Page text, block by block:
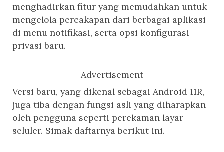
menghadirkan fitur yang memudahkan untuk
mengelola percakapan dari berbagai aplikasi
di menu notifikasi, serta opsi konfigurasi
privasi baru.
Advertisement
Versi baru, yang dikenal sebagai Android 11R,
juga tiba dengan fungsi asli yang diharapkan
oleh pengguna seperti perekaman layar
seluler. Simak daftarnya berikut ini.